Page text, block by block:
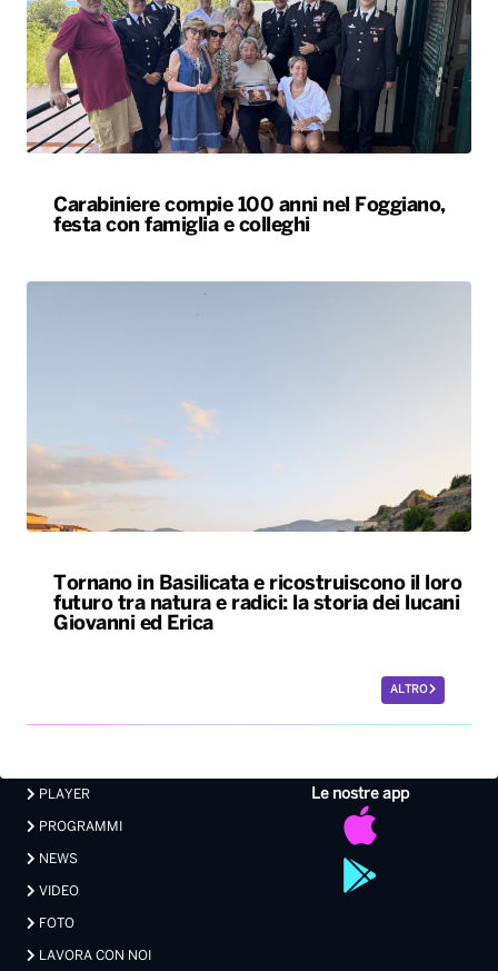
Carabiniere compie 100 anni nel Foggiano,
festa con famiglia e colleghi
Tornano in Basilicata e ricostruiscono il loro
futuro tra natura e radici: la storia dei lucani
Giovanni ed Erica
ALTRO
Le nostre app
PLAYER
PROGRAMMI
NEWS
VIDEO
FOTO
LAVORA CON NOI